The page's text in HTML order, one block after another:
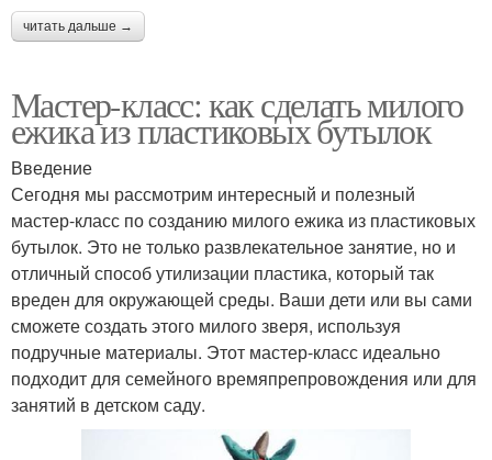
читать дальше →
Мастер-класс: как сделать милого
ежика из пластиковых бутылок
Введение
Сегодня мы рассмотрим интересный и полезный
мастер-класс по созданию милого ежика из пластиковых
бутылок. Это не только развлекательное занятие, но и
отличный способ утилизации пластика, который так
вреден для окружающей среды. Ваши дети или вы сами
сможете создать этого милого зверя, используя
подручные материалы. Этот мастер-класс идеально
подходит для семейного времяпрепровождения или для
занятий в детском саду.